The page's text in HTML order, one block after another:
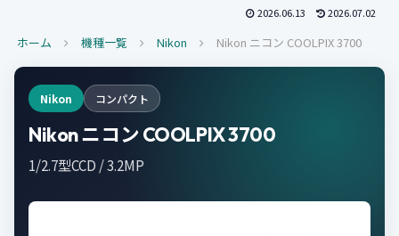
2026.06.13 2026.07.02
ホーム 機種一覧 Nikon Nikon ニコン COOLPIX 3700
Nikon コンパクト
Nikon ニコン COOLPIX 3700
1/2.7型CCD / 3.2MP